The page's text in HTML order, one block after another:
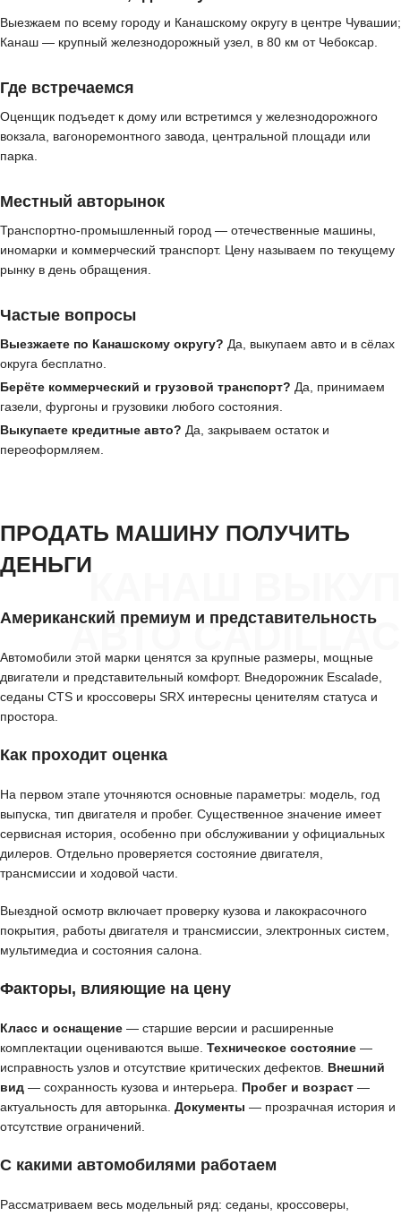
Выезжаем по всему городу и Канашскому округу в центре Чувашии;
Канаш — крупный железнодорожный узел, в 80 км от Чебоксар.
Где встречаемся
Оценщик подъедет к дому или встретимся у железнодорожного
вокзала, вагоноремонтного завода, центральной площади или
парка.
Местный авторынок
Транспортно-промышленный город — отечественные машины,
иномарки и коммерческий транспорт. Цену называем по текущему
рынку в день обращения.
Частые вопросы
Выезжаете по Канашскому округу? Да, выкупаем авто и в сёлах
округа бесплатно.
Берёте коммерческий и грузовой транспорт? Да, принимаем
газели, фургоны и грузовики любого состояния.
Выкупаете кредитные авто? Да, закрываем остаток и
переоформляем.
КАНАШ ВЫКУП
АВТО CADILLAC
ПРОДАТЬ МАШИНУ ПОЛУЧИТЬ
ДЕНЬГИ
Американский премиум и представительность
Автомобили этой марки ценятся за крупные размеры, мощные
двигатели и представительный комфорт. Внедорожник Escalade,
седаны CTS и кроссоверы SRX интересны ценителям статуса и
простора.
Как проходит оценка
На первом этапе уточняются основные параметры: модель, год
выпуска, тип двигателя и пробег. Существенное значение имеет
сервисная история, особенно при обслуживании у официальных
дилеров. Отдельно проверяется состояние двигателя,
трансмиссии и ходовой части.
Выездной осмотр включает проверку кузова и лакокрасочного
покрытия, работы двигателя и трансмиссии, электронных систем,
мультимедиа и состояния салона.
Факторы, влияющие на цену
Класс и оснащение — старшие версии и расширенные
комплектации оцениваются выше. Техническое состояние —
исправность узлов и отсутствие критических дефектов. Внешний
вид — сохранность кузова и интерьера. Пробег и возраст —
актуальность для авторынка. Документы — прозрачная история и
отсутствие ограничений.
С какими автомобилями работаем
Рассматриваем весь модельный ряд: седаны, кроссоверы,